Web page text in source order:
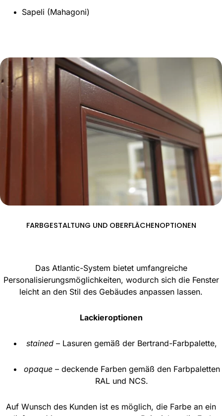
Sapeli (Mahagoni)
FARBGESTALTUNG UND OBERFLÄCHENOPTIONEN
Das Atlantic-System bietet umfangreiche
Personalisierungsmöglichkeiten, wodurch sich die Fenster
leicht an den Stil des Gebäudes anpassen lassen.
Lackieroptionen
stained – Lasuren gemäß der Bertrand-Farbpalette,
opaque– deckende Farben gemäß den Farbpaletten
RAL und NCS.
Auf Wunsch des Kunden ist es möglich, die Farbe an ein